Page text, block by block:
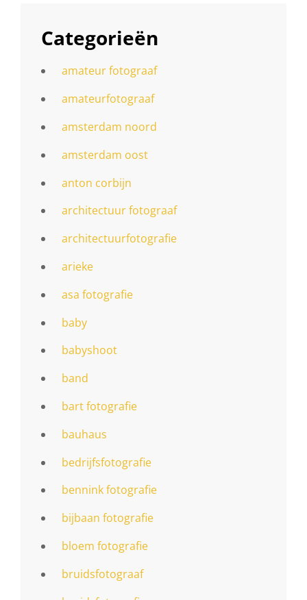
Categorieën
amateur fotograaf
amateurfotograaf
amsterdam noord
amsterdam oost
anton corbijn
architectuur fotograaf
architectuurfotografie
arieke
asa fotografie
baby
babyshoot
band
bart fotografie
bauhaus
bedrijfsfotografie
bennink fotografie
bijbaan fotografie
bloem fotografie
bruidsfotograaf